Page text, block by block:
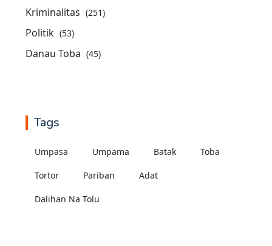
Kriminalitas (251)
Politik (53)
Danau Toba (45)
Tags
Umpasa Umpama Batak Toba
Tortor Pariban Adat
Dalihan Na Tolu